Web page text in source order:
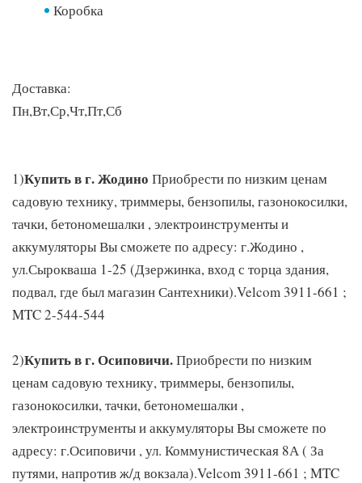
Коробка
Доставка:
Пн,Вт,Ср,Чт,Пт,Сб
1)Купить в г. Жодино Приобрести по низким ценам
садовую технику, триммеры, бензопилы, газонокосилки,
тачки, бетономешалки , электроинструменты и
аккумуляторы Вы сможете по адресу: г.Жодино ,
ул.Сырокваша 1-25 (Дзержинка, вход с торца здания,
подвал, где был магазин Сантехники).Velcom 3911-661 ;
MTC 2-544-544
2)Купить в г. Осиповичи.Приобрести по низким
ценам садовую технику, триммеры, бензопилы,
газонокосилки, тачки, бетономешалки ,
электроинструменты и аккумуляторы Вы сможете по
адресу: г.Осиповичи , ул. Коммунистическая 8А ( За
путями, напротив ж/д вокзала).Velcom 3911-661 ; MTC